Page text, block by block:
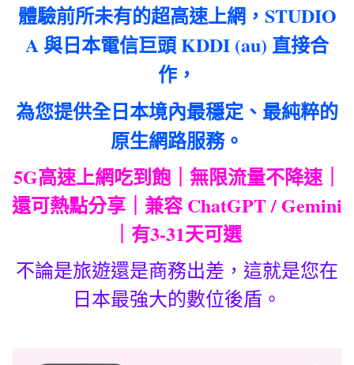
體驗前所未有的超高速上網，STUDIO
A 與日本電信巨頭 KDDI (au) 直接合
作，
為您提供全日本境內最穩定、最純粹的
原生網路服務。
5G高速上網吃到飽｜無限流量不降速｜
還可熱點分享｜兼容 ChatGPT / Gemini
｜有3-31天可選
不論是旅遊還是商務出差，這就是您在
日本最強大的數位後盾。